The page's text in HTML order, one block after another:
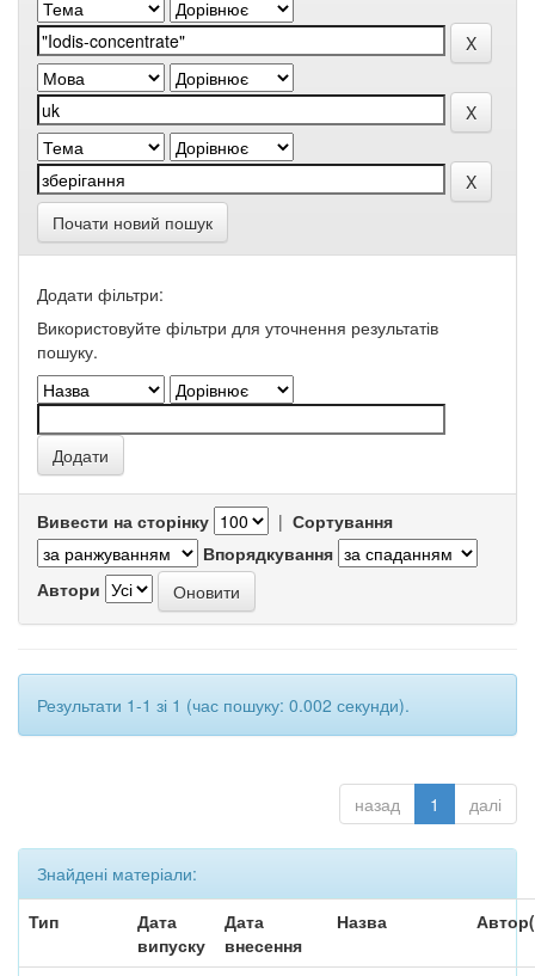
Почати новий пошук
Додати фільтри:
Використовуйте фільтри для уточнення результатів
пошуку.
Вивести на сторінку | Сортування
Впорядкування
Автори
Результати 1-1 зі 1 (час пошуку: 0.002 секунди).
назад 1 далі
Знайдені матеріали:
Тип
Дата
випуску
Дата
внесення
Назва